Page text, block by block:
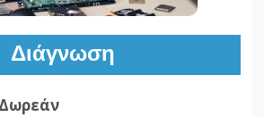
Διάγνωση
Δωρεάν